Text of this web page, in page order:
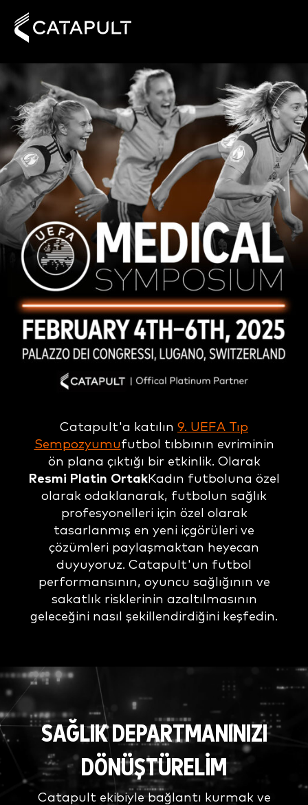
Catapult'a katılın 9. UEFA Tıp
Sempozyumufutbol tıbbının evriminin
ön plana çıktığı bir etkinlik. Olarak
Resmi Platin OrtakKadın futboluna özel
olarak odaklanarak, futbolun sağlık
profesyonelleri için özel olarak
tasarlanmış en yeni içgörüleri ve
çözümleri paylaşmaktan heyecan
duyuyoruz. Catapult'un futbol
performansının, oyuncu sağlığının ve
sakatlık risklerinin azaltılmasının
geleceğini nasıl şekillendirdiğini keşfedin.
SAĞLIK DEPARTMANINIZI
DÖNÜŞTÜRELIM
Catapult ekibiyle bağlantı kurmak ve